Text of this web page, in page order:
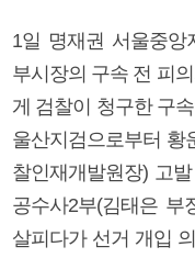
1일 명재권 서울중
부시장의 구속 전 피
게 검찰이 청구한 구
울산지검으로부터 황
찰인재개발원장) 고
공수사2부(김태은 부
살피다가 선거 개입